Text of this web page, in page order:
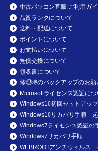
中古パソコン直販 ご利用ガ
品質ランクについて
送料・配送について
ポイントについて
お支払いについて
無償交換について
領収書について
修理時のバックアップのお願
Microsoftライセンス認証につ
Windows10初回セットアッ
Windows10リカバリ手順－
Windows7ライセンス認証の
Windows7リカバリ手順
WEBROOTアンチウィルス